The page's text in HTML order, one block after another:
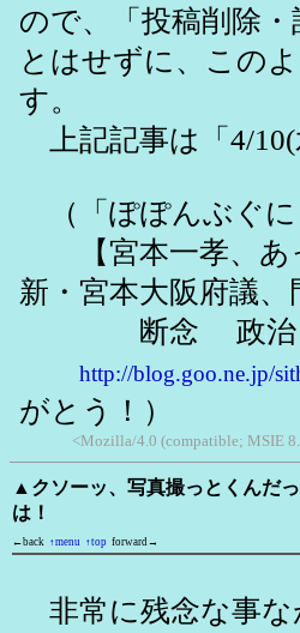
ので、「投稿削除・
とはせずに、この
す。
上記記事は「4/
（「ぽぽんぶぐに
【宮本一孝、あ
新・宮本大阪府議、
断念 政治 /
http://blog.goo.ne.jp/
がとう！）
<Mozilla/4.0 (compatible; MSIE
▲クソーッ、写真撮っとくんだ
は！
←back ↑menu ↑top forward→
非常に残念な事な